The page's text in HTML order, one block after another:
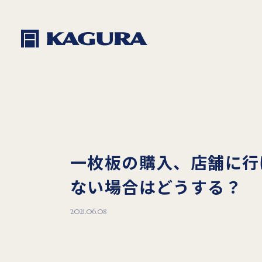
一枚板の購入、店舗に
ない場合はどうする？
2021.06.08